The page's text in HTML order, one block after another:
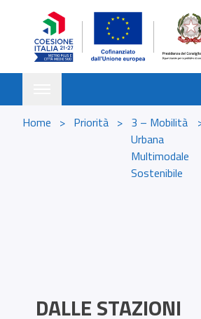
Skip to content
Home > Priorità > 3 – Mobilità
Urbana
Multimodale
Sostenibile
DALLE STAZIONI